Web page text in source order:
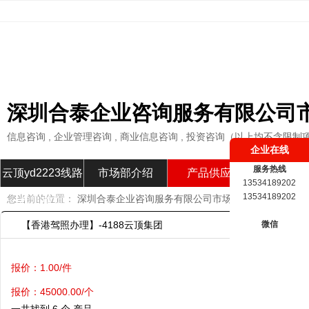
深圳合泰企业咨询服务有限公司
信息咨询 , 企业管理咨询 , 商业信息咨询 , 投资咨询（以上均不含限制
云顶yd2223线路
检测首页
市场部介绍 产品供应 市场部
您当前的位置： 深圳合泰企业咨询服务有限公司市场部 »产品供应»
【香港驾照办理】-4188云顶集团
报价：1.00/件
报价：45000.00/个
企业在线
服务热线
13534189202
13534189202
微信